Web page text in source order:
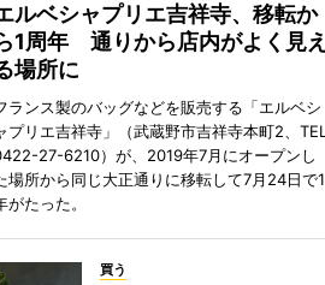
ルベシャプリエ吉祥寺、移転か
1周年 通りから店内がよく見え
場所に
ランス製のバッグなどを販売する「エルベシ
プリエ吉祥寺」（武蔵野市吉祥寺本町2、TEL
27-6210）が、2019年7月にオープンし
場所から同じ大正通りに移転して7月24日で1
がたった。
買う